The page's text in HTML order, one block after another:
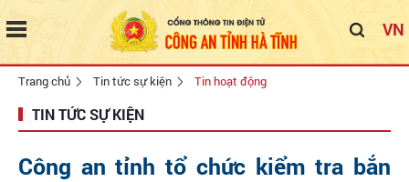
VN
Trang chủ Tin tức sự kiện Tin hoạt động
TIN TỨC SỰ KIỆN
Công an tỉnh tổ chức kiểm tra bắn